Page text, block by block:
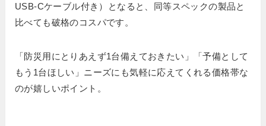
USB-Cケーブル付き）となると、同等スペックの製品と
比べても破格のコスパです。
「防災用にとりあえず1台備えておきたい」「予備として
もう1台ほしい」ニーズにも気軽に応えてくれる価格帯な
のが嬉しいポイント。